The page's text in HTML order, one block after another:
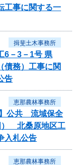
工事に関する一
揖斐土木事務所
6－3－1号 県
務）工事に関
告
恵那農林事務所
】公共 流域保全
） 北桑原地区工
入札公告
恵那農林事務所